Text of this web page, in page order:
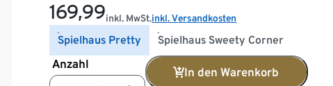
169,99inkl. MwSt.inkl. Versandkosten
Spielhaus Pretty Spielhaus Sweety Corner
Anzahl
In den Warenkorb